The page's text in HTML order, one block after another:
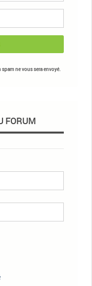
ne vous sera envoyé.
FORUM